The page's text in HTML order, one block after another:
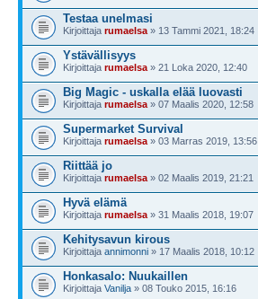
Testaa unelmasi
Kirjoittaja rumaelsa » 13 Tammi 2021, 18:24
Ystävällisyys
Kirjoittaja rumaelsa » 21 Loka 2020, 12:40
Big Magic - uskalla elää luovasti
Kirjoittaja rumaelsa » 07 Maalis 2020, 12:58
Supermarket Survival
Kirjoittaja rumaelsa » 03 Marras 2019, 13:56
Riittää jo
Kirjoittaja rumaelsa » 02 Maalis 2019, 21:21
Hyvä elämä
Kirjoittaja rumaelsa » 31 Maalis 2018, 19:07
Kehitysavun kirous
Kirjoittaja annimonni » 17 Maalis 2018, 10:12
Honkasalo: Nuukaillen
Kirjoittaja Vanilja » 08 Touko 2015, 16:16